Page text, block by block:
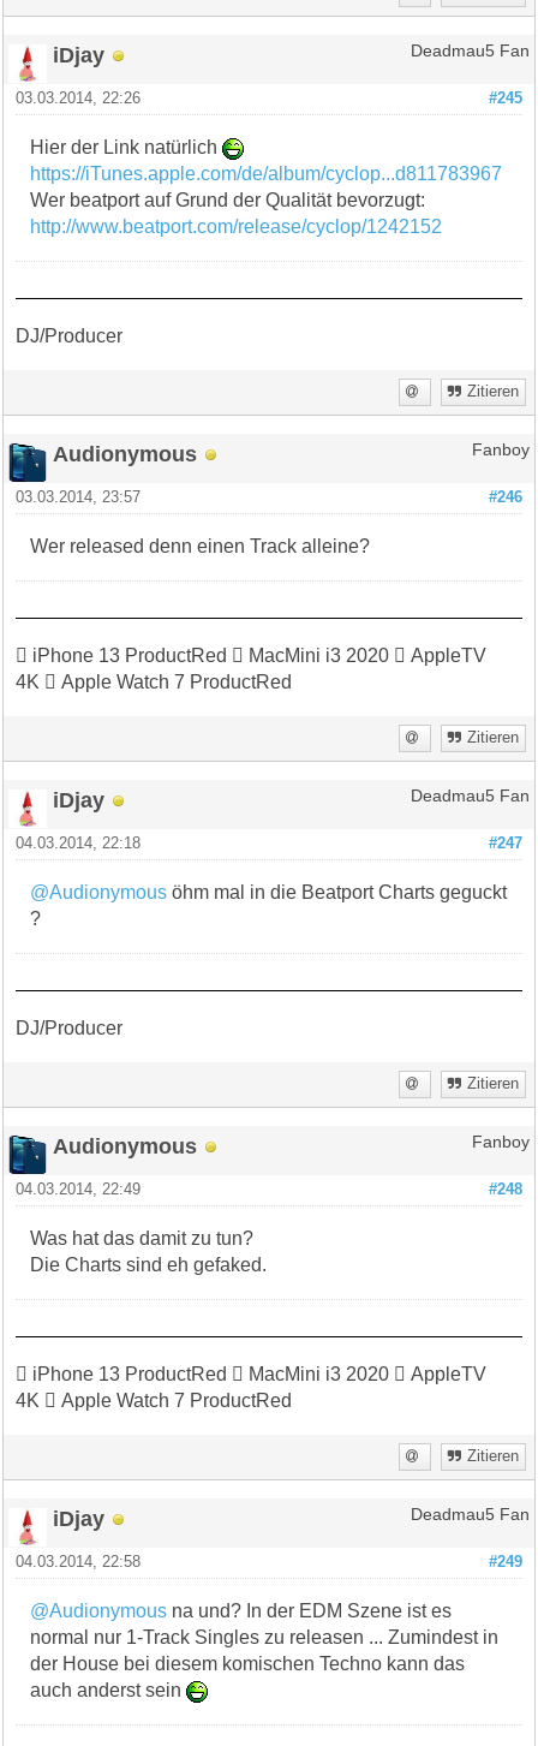
iDjay Deadmau5 Fan
#245
03.03.2014, 22:26
Hier der Link natürlich
https://iTunes.apple.com/de/album/cyclop...d811783967
Wer beatport auf Grund der Qualität bevorzugt:
http://www.beatport.com/release/cyclop/1242152
DJ/Producer
Zitieren
Audionymous Fanboy
#246
03.03.2014, 23:57
Wer released denn einen Track alleine?
 iPhone 13 ProductRed  MacMini i3 2020  AppleTV
4K  Apple Watch 7 ProductRed
Zitieren
iDjay Deadmau5 Fan
#247
04.03.2014, 22:18
@Audionymous öhm mal in die Beatport Charts geguckt
?
DJ/Producer
Zitieren
Audionymous Fanboy
#248
04.03.2014, 22:49
Was hat das damit zu tun?
Die Charts sind eh gefaked.
 iPhone 13 ProductRed  MacMini i3 2020  AppleTV
4K  Apple Watch 7 ProductRed
Zitieren
iDjay Deadmau5 Fan
#249
04.03.2014, 22:58
@Audionymous na und? In der EDM Szene ist es
normal nur 1-Track Singles zu releasen ... Zumindest in
der House bei diesem komischen Techno kann das
auch anderst sein